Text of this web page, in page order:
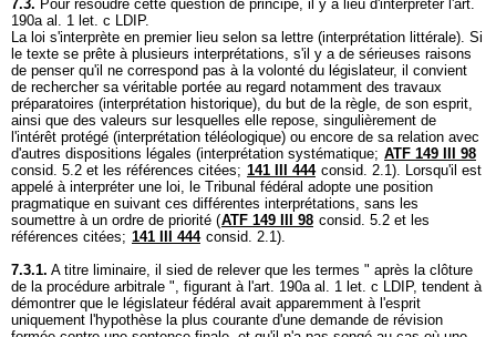
7.3. Pour résoudre cette question de principe, il y a lieu d'interpréter l'art.
190a al. 1 let. c LDIP.
La loi s'interprète en premier lieu selon sa lettre (interprétation littérale). Si
le texte se prête à plusieurs interprétations, s'il y a de sérieuses raisons
de penser qu'il ne correspond pas à la volonté du législateur, il convient
de rechercher sa véritable portée au regard notamment des travaux
préparatoires (interprétation historique), du but de la règle, de son esprit,
ainsi que des valeurs sur lesquelles elle repose, singulièrement de
l'intérêt protégé (interprétation téléologique) ou encore de sa relation avec
d'autres dispositions légales (interprétation systématique; ATF 149 III 98
consid. 5.2 et les références citées; 141 III 444 consid. 2.1). Lorsqu'il est
appelé à interpréter une loi, le Tribunal fédéral adopte une position
pragmatique en suivant ces différentes interprétations, sans les
soumettre à un ordre de priorité (ATF 149 III 98 consid. 5.2 et les
références citées; 141 III 444 consid. 2.1).
7.3.1. A titre liminaire, il sied de relever que les termes " après la clôture
de la procédure arbitrale ", figurant à l'art. 190a al. 1 let. c LDIP, tendent à
démontrer que le législateur fédéral avait apparemment à l'esprit
uniquement l'hypothèse la plus courante d'une demande de révision